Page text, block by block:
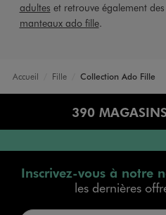
adultes et retrouve également
manteaux ado fille.
Accueil Fille Collection Ado Fille
390
Inscrivez-vous à notre
les dernières